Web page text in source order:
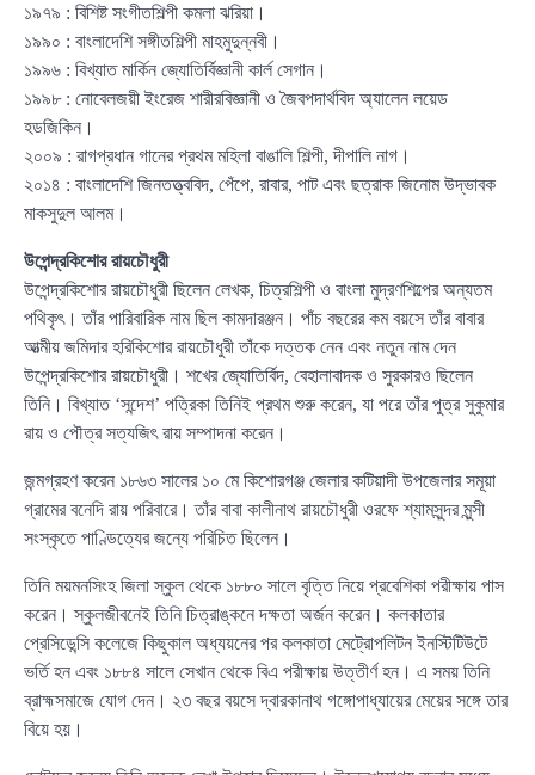
১৯৭৯ : বিশিষ্ট সংগীতশিল্পী কমলা ঝরিয়া।
১৯৯০ : বাংলাদেশি সঙ্গীতশিল্পী মাহমুদুন্নবী।
১৯৯৬ : বিখ্যাত মার্কিন জ্যোতির্বিজ্ঞানী কার্ল সেগান।
১৯৯৮ : নোবেলজয়ী ইংরেজ শারীরবিজ্ঞানী ও জৈবপদার্থবিদ অ্যালেন লয়েড
হডজিকিন।
২০০৯ : রাগপ্রধান গানের প্রথম মহিলা বাঙালি শিল্পী, দীপালি নাগ।
২০১৪ : বাংলাদেশি জিনতত্ত্ববিদ, পেঁপে, রাবার, পাট এবং ছত্রাক জিনোম উদ্ভাবক
মাকসুদুল আলম।
উপেন্দ্রকিশোর রায়চৌধুরী
উপেন্দ্রকিশোর রায়চৌধুরী ছিলেন লেখক, চিত্রশিল্পী ও বাংলা মুদ্রণশিল্পের অন্যতম
পথিকৃৎ। তাঁর পারিবারিক নাম ছিল কামদারঞ্জন। পাঁচ বছরের কম বয়সে তাঁর বাবার
আত্মীয় জমিদার হরিকিশোর রায়চৌধুরী তাঁকে দত্তক নেন এবং নতুন নাম দেন
উপেন্দ্রকিশোর রায়চৌধুরী। শখের জ্যোতির্বিদ, বেহালাবাদক ও সুরকারও ছিলেন
তিনি। বিখ্যাত ‘সন্দেশ’ পত্রিকা তিনিই প্রথম শুরু করেন, যা পরে তাঁর পুত্র সুকুমার
রায় ও পৌত্র সত্যজিৎ রায় সম্পাদনা করেন।
জন্মগ্রহণ করেন ১৮৬৩ সালের ১০ মে কিশোরগঞ্জ জেলার কটিয়াদী উপজেলার সমূয়া
গ্রামের বনেদি রায় পরিবারে। তাঁর বাবা কালীনাথ রায়চৌধুরী ওরফে শ্যামসুন্দর মুন্সী
সংস্কৃতে পাণ্ডিত্যের জন্যে পরিচিত ছিলেন।
তিনি ময়মনসিংহ জিলা স্কুল থেকে ১৮৮০ সালে বৃত্তি নিয়ে প্রবেশিকা পরীক্ষায় পাস
করেন। স্কুলজীবনেই তিনি চিত্রাঙ্কনে দক্ষতা অর্জন করেন। কলকাতার
প্রেসিডেন্সি কলেজে কিছুকাল অধ্যয়নের পর কলকাতা মেট্রোপলিটন ইনস্টিটিউটে
ভর্তি হন এবং ১৮৮৪ সালে সেখান থেকে বিএ পরীক্ষায় উত্তীর্ণ হন। এ সময় তিনি
ব্রাহ্মসমাজে যোগ দেন। ২৩ বছর বয়সে দ্বারকানাথ গঙ্গোপাধ্যায়ের মেয়ের সঙ্গে তার
বিয়ে হয়।